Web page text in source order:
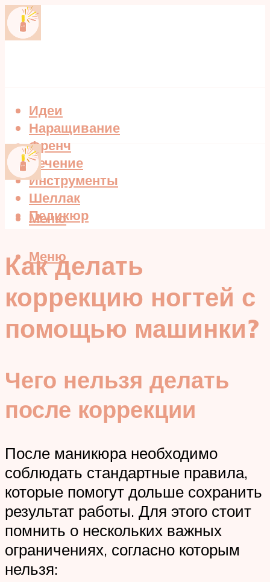
Идеи
Наращивание
Френч
Лечение
Инструменты
Шеллак
Педикюр
Меню
Меню
Как делать
коррекцию ногтей с
помощью машинки?
Чего нельзя делать
после коррекции
После маникюра необходимо
соблюдать стандартные правила,
которые помогут дольше сохранить
результат работы. Для этого стоит
помнить о нескольких важных
ограничениях, согласно которым
нельзя: